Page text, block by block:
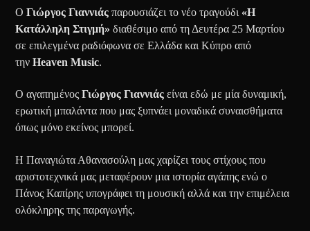
ΟΓιώργος Γιαννιάςπαρουσιάζει το νέο τραγούδι «Η
Κατάλληλη Στιγμή»διαθέσιμο από τη Δευτέρα 25 Μαρτίου
σε επιλεγμένα ραδιόφωνα σε Ελλάδα και Κύπρο από
τηνHeaven Music.
Ο αγαπημένοςΓιώργος Γιαννιάς είναι εδώ με μία δυναμική,
ερωτική μπαλάντα που μας ξυπνάει μοναδικά συναισθήματα
όπως μόνο εκείνος μπορεί.
Η Παναγιώτα Αθανασούλη μας χαρίζει τους στίχους που
αριστοτεχνικά μας μεταφέρουν μια ιστορία αγάπης ενώ ο
Πάνος Καπίρης υπογράφει τη μουσική αλλά και την επιμέλεια
ολόκληρης της παραγωγής.